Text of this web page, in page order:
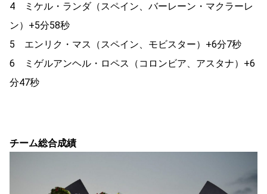
4 ミケル・ランダ（スペイン、バーレーン・マクラーレ
ン）+5分58秒
5 エンリク・マス（スペイン、モビスター）+6分7秒
6 ミゲルアンヘル・ロペス（コロンビア、アスタナ）+6
分47秒
チーム総合成績